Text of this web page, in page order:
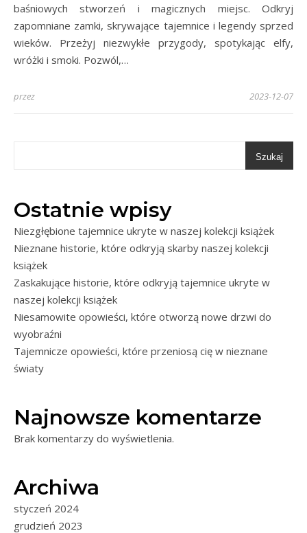
baśniowych stworzeń i magicznych miejsc. Odkryj
zapomniane zamki, skrywające tajemnice i legendy sprzed
wieków. Przeżyj niezwykłe przygody, spotykając elfy,
wróżki i smoki. Pozwól,…
przez 2023-12-07
Szukaj
Ostatnie wpisy
Niezgłębione tajemnice ukryte w naszej kolekcji książek
Nieznane historie, które odkryją skarby naszej kolekcji
książek
Zaskakujące historie, które odkryją tajemnice ukryte w
naszej kolekcji książek
Niesamowite opowieści, które otworzą nowe drzwi do
wyobraźni
Tajemnicze opowieści, które przeniosą cię w nieznane
światy
Najnowsze komentarze
Brak komentarzy do wyświetlenia.
Archiwa
styczeń 2024
grudzień 2023